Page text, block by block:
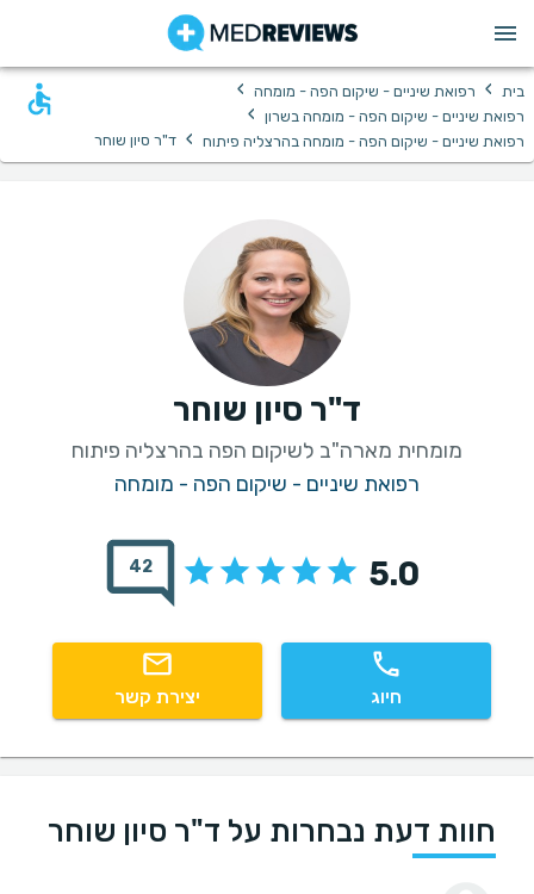
בית › רפואת שיניים - שיקום הפה - מומחה ›
רפואת שיניים - שיקום הפה - מומחה בשרון ›
רפואת שיניים - שיקום הפה - מומחה בהרצליה פיתוח › ד"ר סיון שוחר
ד"ר סיון שוחר
מומחית מארה"ב לשיקום הפה בהרצליה פיתוח
רפואת שיניים - שיקום הפה - מומחה
5.0
42
חיוג יצירת קשר
חוות דעת נבחרות על ד"ר סיון שוחר